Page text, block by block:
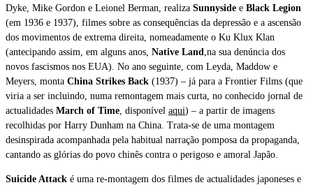
Dyke, Mike Gordon e Leionel Berman, realiza Sunnyside e Black Legion
(em 1936 e 1937), filmes sobre as consequências da depressão e a ascensão
dos movimentos de extrema direita, nomeadamente o Ku Klux Klan
(antecipando assim, em alguns anos, Native Land ,na sua denúncia dos
novos fascismos nos EUA). No ano seguinte, com Leyda, Maddow e
Meyers, monta China Strikes Back (1937) – já para a Frontier Films (que
viria a ser incluindo, numa remontagem mais curta, no conhecido jornal de
actualidades March of Time , disponível aqui) – a partir de imagens
recolhidas por Harry Dunham na China. Trata-se de uma montagem
desinspirada acompanhada pela habitual narração pomposa da propaganda,
cantando as glórias do povo chinês contra o perigoso e amoral Japão.
Suicide Attack é uma re-montagem dos filmes de actualidades japoneses e